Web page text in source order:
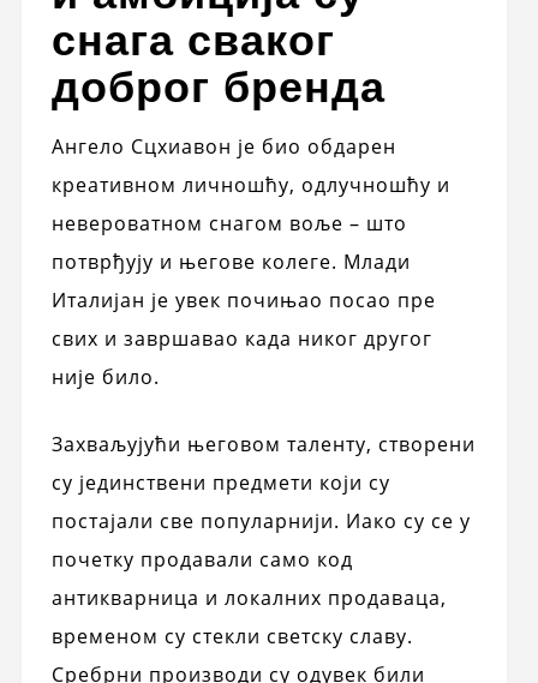
снага сваког
доброг бренда
Ангело Сцхиавон је био обдарен
креативном личношћу, одлучношћу и
невероватном снагом воље – што
потврђују и његове колеге. Млади
Италијан је увек почињао посао пре
свих и завршавао када никог другог
није било.
Захваљујући његовом таленту, створени
су јединствени предмети који су
постајали све популарнији. Иако су се у
почетку продавали само код
антикварница и локалних продаваца,
временом су стекли светску славу.
Сребрни производи су одувек били